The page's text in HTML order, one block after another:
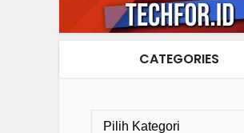
CATEGORIES